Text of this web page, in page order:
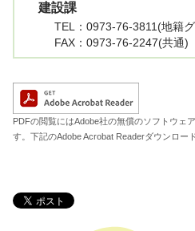
建設課
TEL ：0973-76-3811(地籍
FAX ：0973-76-2247(共通)
PDFの閲覧にはAdobe社の無償のソフトウェ
す。下記のAdobe Acrobat Readerダウンロー